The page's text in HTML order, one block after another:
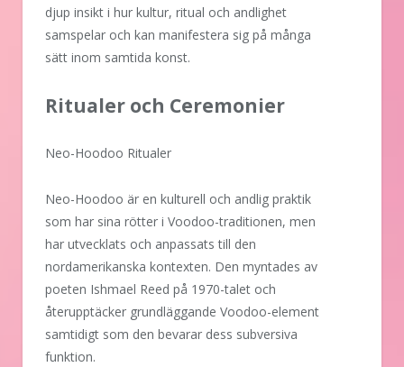
djup insikt i hur kultur, ritual och andlighet
samspelar och kan manifestera sig på många
sätt inom samtida konst.
Ritualer och Ceremonier
Neo-Hoodoo Ritualer
Neo-Hoodoo är en kulturell och andlig praktik
som har sina rötter i Voodoo-traditionen, men
har utvecklats och anpassats till den
nordamerikanska kontexten. Den myntades av
poeten Ishmael Reed på 1970-talet och
återupptäcker grundläggande Voodoo-element
samtidigt som den bevarar dess subversiva
funktion.